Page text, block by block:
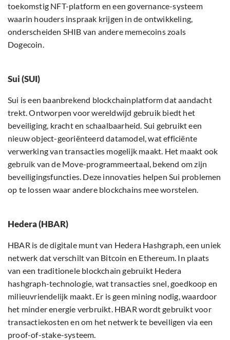
toekomstig NFT-platform en een governance-systeem
waarin houders inspraak krijgen in de ontwikkeling,
onderscheiden SHIB van andere memecoins zoals
Dogecoin.
Sui (SUI)
Sui is een baanbrekend blockchainplatform dat aandacht
trekt. Ontworpen voor wereldwijd gebruik biedt het
beveiliging, kracht en schaalbaarheid. Sui gebruikt een
nieuw object-georiënteerd datamodel, wat efficiënte
verwerking van transacties mogelijk maakt. Het maakt ook
gebruik van de Move-programmeertaal, bekend om zijn
beveiligingsfuncties. Deze innovaties helpen Sui problemen
op te lossen waar andere blockchains mee worstelen.
Hedera (HBAR)
HBAR is de digitale munt van Hedera Hashgraph, een uniek
netwerk dat verschilt van Bitcoin en Ethereum. In plaats
van een traditionele blockchain gebruikt Hedera
hashgraph-technologie, wat transacties snel, goedkoop en
milieuvriendelijk maakt. Er is geen mining nodig, waardoor
het minder energie verbruikt. HBAR wordt gebruikt voor
transactiekosten en om het netwerk te beveiligen via een
proof-of-stake-systeem.